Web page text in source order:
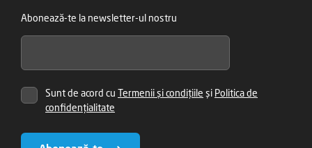
Abonează-te la newsletter-ul nostru
Sunt de acord cu Termenii și condițiile și Politica de
confidențialitate